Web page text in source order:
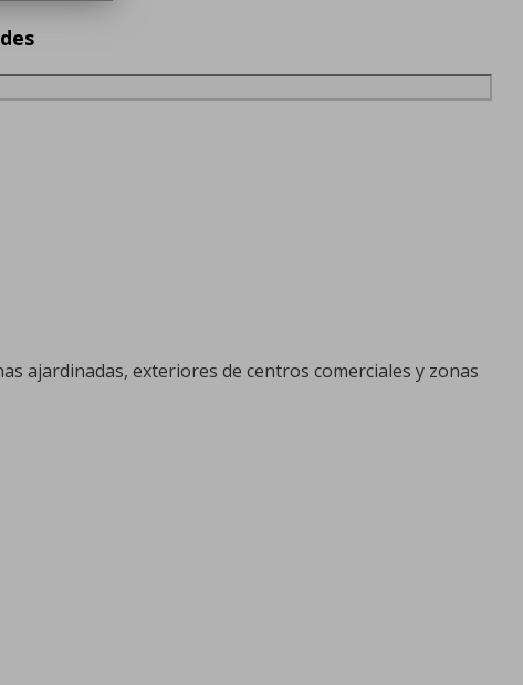
ajardinadas, exteriores de centros comerciales y zonas